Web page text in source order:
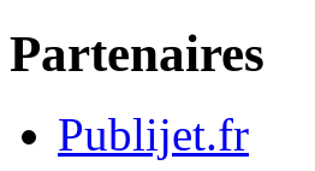
Partenaires
Publijet.fr